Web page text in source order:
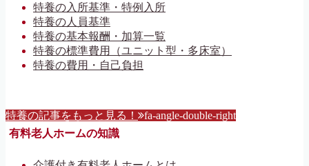
特養の入所基準・特例入所
特養の人員基準
特養の基本報酬・加算一覧
特養の標準費用（ユニット型・多床室）
特養の費用・自己負担
特養の記事をもっと見る！ fa-angle-double-right
有料老人ホームの知識